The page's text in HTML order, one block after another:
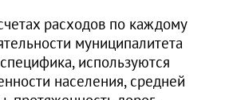
расходов по каждому
муниципалитета
используются
населения, средней